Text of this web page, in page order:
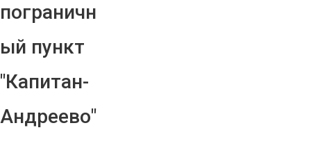
пограничн
ый пункт
"Капитан-
Андреево"